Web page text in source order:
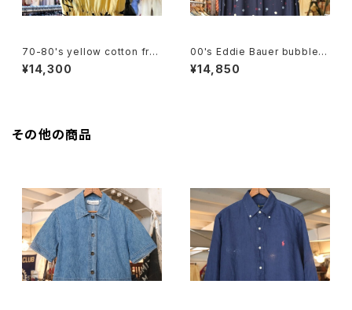
70-80's yellow cotton fre
nch sleeve blouse Dress
¥14,300
00's Eddie Bauer bubble d
ot rayon shirt maxi Dress
¥14,850
その他の商品